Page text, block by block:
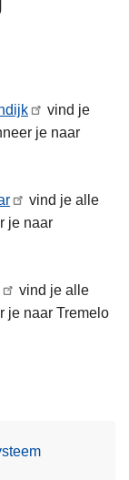
vind je
je naar
vind je alle
je naar
vind je alle
je naar Tremelo